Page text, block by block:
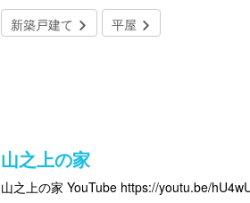
新築戸建て
平屋
山之上の家
山之上の家 YouTube https://youtu.be/